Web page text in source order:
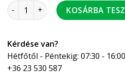
ESBE CRK211 állandó hőm. tartó
KOSÁRBA
Kérdése van?
Hétfőtől - Péntekig: 07:30 - 16:00
+36 23 530 587